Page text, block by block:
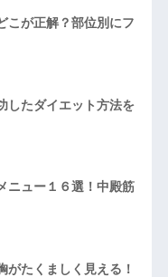
こが正解？部位別にフ
したダイエット方法を
ニュー１６選！中殿筋
がたくましく見える！